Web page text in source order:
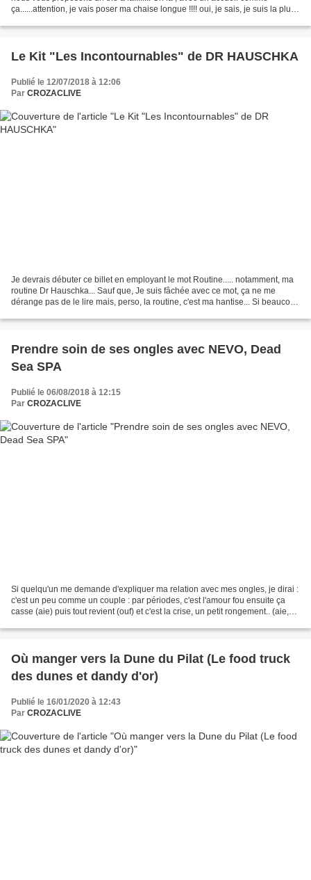
ça......attention, je vais poser ma chaise longue !!!! oui, je sais, je suis la plus
Le Kit "Les Incontournables" de DR HAUSCHKA
Publié le 12/07/2018 à 12:06
Par CROZACLIVE
Je devrais débuter ce billet en employant le mot Routine..... notamment, ma
routine Dr Hauschka... Sauf que, Je suis fâchée avec ce mot, ça ne me
dérange pas de le lire mais, perso, la routine, c'est ma hantise... Si beaucoup
Prendre soin de ses ongles avec NEVO, Dead
Sea SPA
Publié le 06/08/2018 à 12:15
Par CROZACLIVE
Si quelqu'un me demande d'expliquer ma relation avec mes ongles, je dirai :
c'est un peu comme un couple : par périodes, c'est l'amour fou ensuite ça
casse (aie) puis tout revient (ouf) et c'est la crise, un petit rongement.. (aie,
Où manger vers la Dune du Pilat (Le food truck
des dunes et dandy d'or)
Publié le 16/01/2020 à 12:43
Par CROZACLIVE